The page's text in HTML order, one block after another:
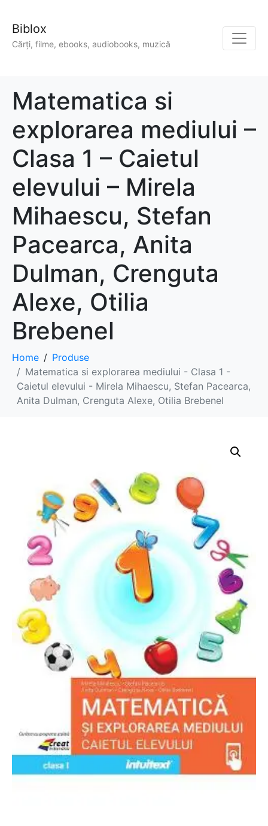
Biblox
Cărți, filme, ebooks, audiobooks, muzică
Matematica si
explorarea mediului –
Clasa 1 – Caietul
elevului – Mirela
Mihaescu, Stefan
Pacearca, Anita
Dulman, Crenguta
Alexe, Otilia
Brebenel
Home
Produse
Matematica si explorarea mediului - Clasa 1 -
Caietul elevului - Mirela Mihaescu, Stefan Pacearca,
Anita Dulman, Crenguta Alexe, Otilia Brebenel